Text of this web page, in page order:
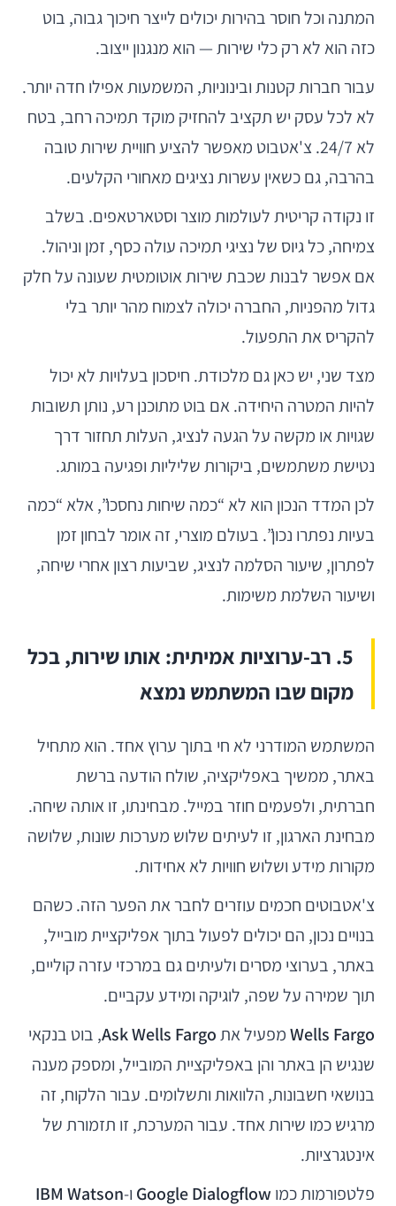
המתנה וכל חוסר בהירות יכולים לייצר חיכוך גבוה, בוט
כזה הוא לא רק כלי שירות — הוא מנגנון ייצוב.
עבור חברות קטנות ובינוניות, המשמעות אפילו חדה יותר.
לא לכל עסק יש תקציב להחזיק מוקד תמיכה רחב, בטח
לא 24/7. צ'אטבוט מאפשר להציע חוויית שירות טובה
בהרבה, גם כשאין עשרות נציגים מאחורי הקלעים.
זו נקודה קריטית לעולמות מוצר וסטארטאפים. בשלב
צמיחה, כל גיוס של נציגי תמיכה עולה כסף, זמן וניהול.
אם אפשר לבנות שכבת שירות אוטומטית שעונה על חלק
גדול מהפניות, החברה יכולה לצמוח מהר יותר בלי
להקריס את התפעול.
מצד שני, יש כאן גם מלכודת. חיסכון בעלויות לא יכול
להיות המטרה היחידה. אם בוט מתוכנן רע, נותן תשובות
שגויות או מקשה על הגעה לנציג, העלות תחזור דרך
נטישת משתמשים, ביקורות שליליות ופגיעה במותג.
לכן המדד הנכון הוא לא “כמה שיחות נחסכו”, אלא “כמה
בעיות נפתרו נכון”. בעולם מוצרי, זה אומר לבחון זמן
לפתרון, שיעור הסלמה לנציג, שביעות רצון אחרי שיחה,
ושיעור השלמת משימות.
5. רב-ערוציות אמיתית: אותו שירות, בכל
מקום שבו המשתמש נמצא
המשתמש המודרני לא חי בתוך ערוץ אחד. הוא מתחיל
באתר, ממשיך באפליקציה, שולח הודעה ברשת
חברתית, ולפעמים חוזר במייל. מבחינתו, זו אותה שיחה.
מבחינת הארגון, זו לעיתים שלוש מערכות שונות, שלושה
מקורות מידע ושלוש חוויות לא אחידות.
צ'אטבוטים חכמים עוזרים לחבר את הפער הזה. כשהם
בנויים נכון, הם יכולים לפעול בתוך אפליקציית מובייל,
באתר, בערוצי מסרים ולעיתים גם במרכזי עזרה קוליים,
תוך שמירה על שפה, לוגיקה ומידע עקביים.
Wells Fargoמפעיל אתAsk Wells Fargo, בוט בנקאי
שנגיש הן באתר והן באפליקציית המובייל, ומספק מענה
בנושאי חשבונות, הלוואות ותשלומים. עבור הלקוח, זה
מרגיש כמו שירות אחד. עבור המערכת, זו תזמורת של
אינטגרציות.
פלטפורמות כמו Google Dialogflow ו-IBM Watson